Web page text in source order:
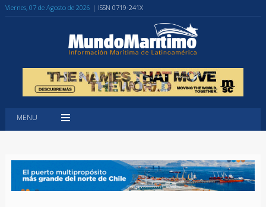
Viernes, 07 de Agosto de 2026 | ISSN 0719-241X
MENU